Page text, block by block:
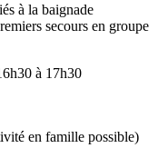
à la baignade
secours en groupe
à 17h30
en famille possible)